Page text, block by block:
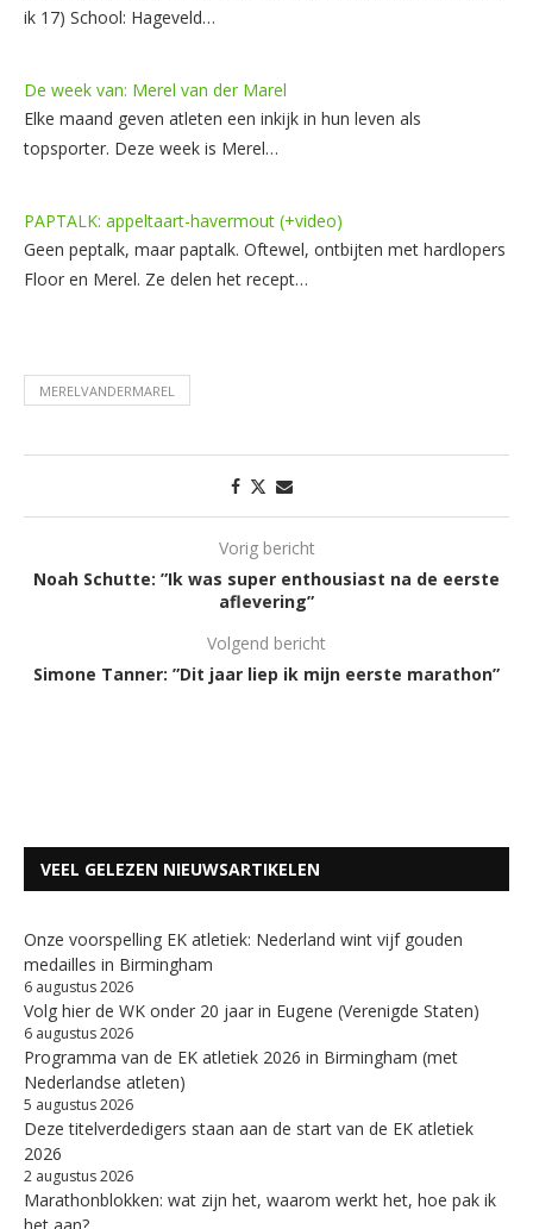
ik 17) School: Hageveld…
De week van: Merel van der Marel
Elke maand geven atleten een inkijk in hun leven als
topsporter. Deze week is Merel…
PAPTALK: appeltaart-havermout (+video)
Geen peptalk, maar paptalk. Oftewel, ontbijten met hardlopers
Floor en Merel. Ze delen het recept…
MERELVANDERMAREL
Vorig bericht
Noah Schutte: ”Ik was super enthousiast na de eerste
aflevering”
Volgend bericht
Simone Tanner: ”Dit jaar liep ik mijn eerste marathon”
VEEL GELEZEN NIEUWSARTIKELEN
Onze voorspelling EK atletiek: Nederland wint vijf gouden
medailles in Birmingham
6 augustus 2026
Volg hier de WK onder 20 jaar in Eugene (Verenigde Staten)
6 augustus 2026
Programma van de EK atletiek 2026 in Birmingham (met
Nederlandse atleten)
5 augustus 2026
Deze titelverdedigers staan aan de start van de EK atletiek
2026
2 augustus 2026
Marathonblokken: wat zijn het, waarom werkt het, hoe pak ik